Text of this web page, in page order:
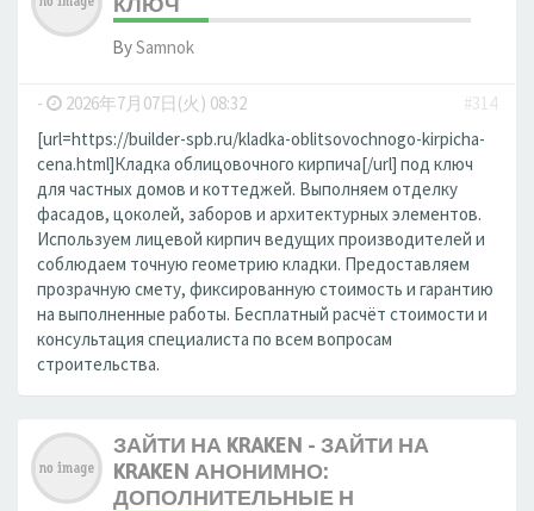
BySamnok
- 2026年7月07日(火) 08:32
#314
[url=https://builder-spb.ru/kladka-oblitsovochnogo-kirpicha-
cena.html]Кладка облицовочного кирпича[/url] под ключ
для частных домов и коттеджей. Выполняем отделку
фасадов, цоколей, заборов и архитектурных элементов.
Используем лицевой кирпич ведущих производителей и
соблюдаем точную геометрию кладки. Предоставляем
прозрачную смету, фиксированную стоимость и гарантию
на выполненные работы. Бесплатный расчёт стоимости и
консультация специалиста по всем вопросам
строительства.
ЗАЙТИ НА KRAKEN - ЗАЙТИ НА
KRAKEN АНОНИМНО:
ДОПОЛНИТЕЛЬНЫЕ Н